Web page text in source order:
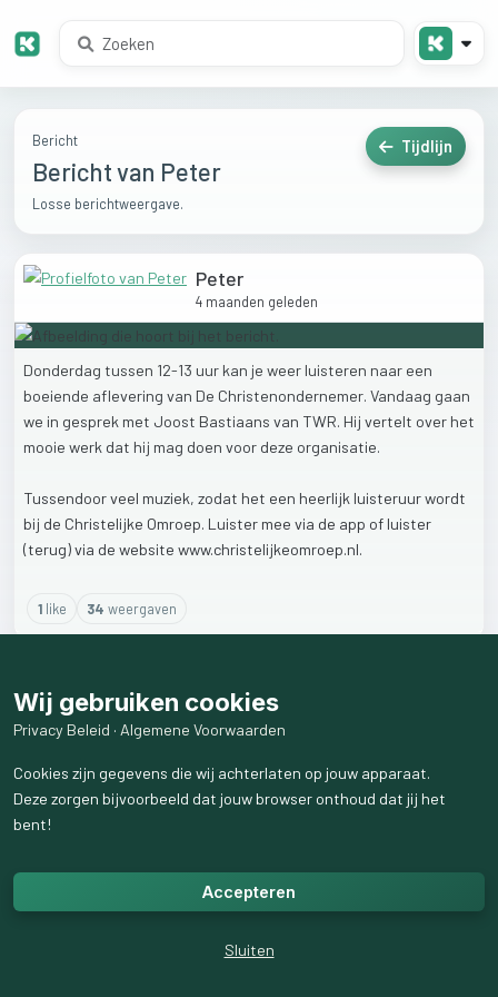
Bericht
Bericht van Peter
Losse berichtweergave.
Tijdlijn
Peter
4 maanden geleden
Donderdag tussen 12-13 uur kan je weer luisteren naar een
boeiende aflevering van De Christenondernemer. Vandaag gaan
we in gesprek met Joost Bastiaans van TWR. Hij vertelt over het
mooie werk dat hij mag doen voor deze organisatie.
Tussendoorveel muziek, zodat het een heerlijk luisteruurwordt
bij de Christelijke Omroep. Luister mee via de app of luister
(terug)via de website www.christelijkeomroep.nl.
1like 34 weergaven
Wij gebruiken cookies
Privacy Beleid · Algemene Voorwaarden
Cookies zijn gegevens die wij achterlaten op jouw apparaat.
Deze zorgen bijvoorbeeld dat jouw browser onthoud dat jij het
bent!
Accepteren
Sluiten